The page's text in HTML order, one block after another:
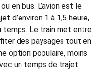
en bus. L’avion est le
d’environ 1 à 1,5 heure,
temps. Le train met entre
des paysages tout en
option populaire, moins
un temps de trajet